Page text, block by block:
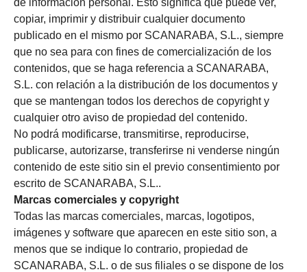
de información personal. Esto significa que puede ver,
copiar, imprimir y distribuir cualquier documento
publicado en el mismo por SCANARABA, S.L., siempre
que no sea para con fines de comercialización de los
contenidos, que se haga referencia a SCANARABA,
S.L. con relación a la distribución de los documentos y
que se mantengan todos los derechos de copyright y
cualquier otro aviso de propiedad del contenido.
No podrá modificarse, transmitirse, reproducirse,
publicarse, autorizarse, transferirse ni venderse ningún
contenido de este sitio sin el previo consentimiento por
escrito de SCANARABA, S.L..
Marcas comerciales y copyright
Todas las marcas comerciales, marcas, logotipos,
imágenes y software que aparecen en este sitio son, a
menos que se indique lo contrario, propiedad de
SCANARABA, S.L. o de sus filiales o se dispone de los